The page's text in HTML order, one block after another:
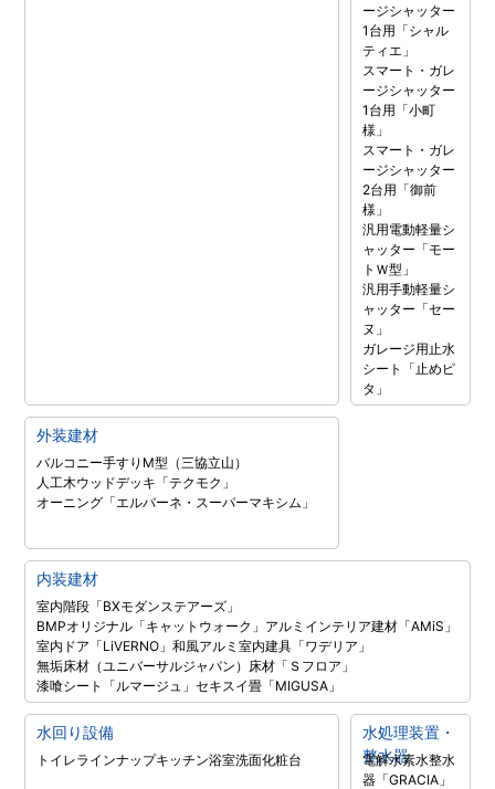
ージシャッター
1台用「シャル
ティエ」
スマート・ガレ
ージシャッター
1台用「小町
様」
スマート・ガレ
ージシャッター
2台用「御前
様」
汎用電動軽量シ
ャッター「モー
トＷ型」
汎用手動軽量シ
ャッター「セー
ヌ」
ガレージ用止水
シート「止めピ
タ」
外装建材
バルコニー手すりM型（三協立山）
人工木ウッドデッキ「テクモク」
オーニング「エルバーネ・スーパーマキシム」
内装建材
室内階段「BXモダンステアーズ」
BMPオリジナル「キャットウォーク」 アルミインテリア建材「AMiS」
室内ドア「LiVERNO」和風アルミ室内建具「ワデリア」
無垢床材（ユニバーサルジャパン） 床材「Ｓフロア」
漆喰シート「ルマージュ」セキスイ畳「MIGUSA」
水回り設備
トイレラインナップキッチン浴室洗面化粧台
水処理装置・
整水器
電解水素水整水
器「GRACIA」